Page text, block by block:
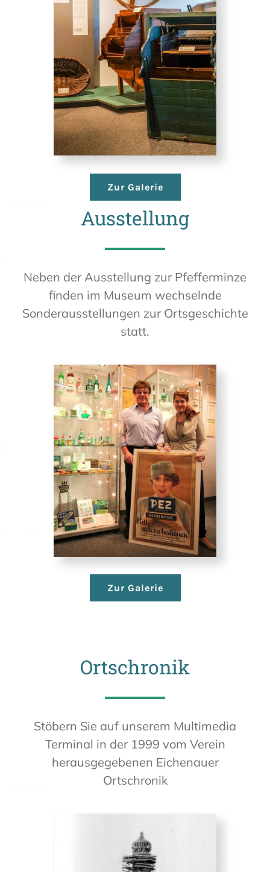
Zur Galerie
Ausstellung
Neben der Ausstellung zur Pfefferminze
finden im Museum wechselnde
Sonderausstellungen zur Ortsgeschichte
statt.
Zur Galerie
Ortschronik
Stöbern Sie auf unserem Multimedia
Terminal in der 1999 vom Verein
herausgegebenen Eichenauer
Ortschronik